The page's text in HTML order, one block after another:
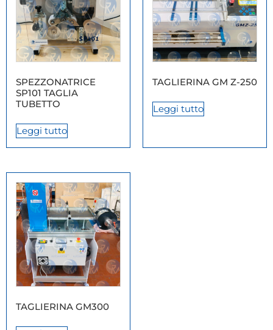
SPEZZONATRICE
SP101 TAGLIA
TUBETTO
Leggi tutto
TAGLIERINA GM Z-250
Leggi tutto
TAGLIERINA GM300